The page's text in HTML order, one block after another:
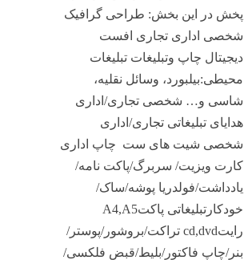
پخش در این بخش: طراحی گرافیک
شخصی اداری تجاری افست
دیجیتال چاپ وتبلیغات تبلیغات
محیطی:بیلبورد، وسائل نقلیه،
شاسی و… شخصی تجاری/اداری
هدایای تبلیغاتی تجاری/اداری
شخصی شیت های ست چاپ اداری
کارت ویزیت/ سربرگ/پاکت نامه/
یادداشت/فولدریا پوشه/ساک/
خودکارتبلیغاتی پاکتA4,A5
رایتcd,dvd تراکت/بروشور/پوستر/
بنر/چاپ فاکتور/بلیط/قبض فلکسی/